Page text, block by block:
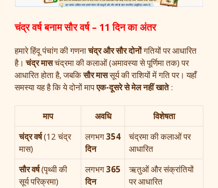
चंद्र वर्ष बनाम सौर वर्ष – 11 दिन का अंतर
हमारे हिंदू पंचांग की गणनाचंद्र और सौर दोनोंगतियों पर आधारित
है।चंद्र मासचंद्रमा की कलाओं (अमावस्या से पूर्णिमा तक) पर
आधारित होता है, जबकिसौर माससूर्य की राशियों में गति पर। यहाँ
समस्या यह है कि ये दोनों मापएक-दूसरे से मेल नहीं खाते:
माप अवधि
विशेषता
चंद्र वर्ष(12 चंद्र
मास)
लगभग354
दिन
चंद्रमा की कलाओं पर
आधारित
सौर वर्ष(पृथ्वी की
सूर्य परिक्रमा)
लगभग365
दिन
ऋतुओं और संक्रांतियों
पर आधारित